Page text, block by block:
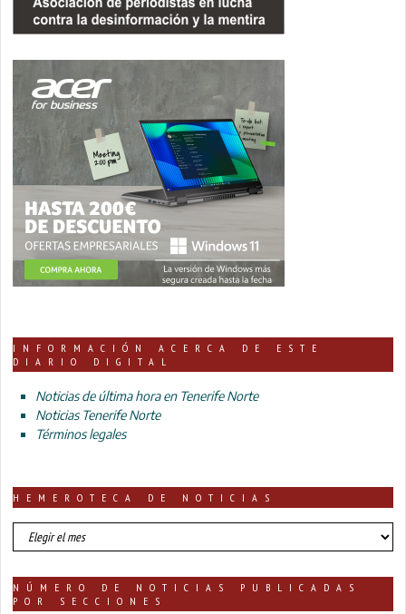
INFORMACIÓN ACERCA DE ESTE
DIARIO DIGITAL
Noticias de última hora en Tenerife Norte
Noticias Tenerife Norte
Términos legales
HEMEROTECA DE NOTICIAS
HEMEROTECA
DE
NÚMERO DE NOTICIAS PUBLICADAS
POR SECCIONES